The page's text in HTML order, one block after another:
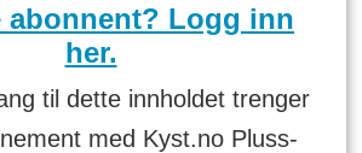
abonnent? Logg inn
her.
til dette innholdet trenger
med Kyst.no Pluss-